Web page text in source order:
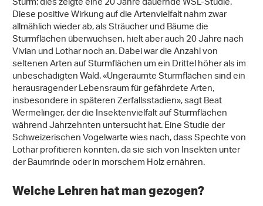
Diese positive Wirkung auf die Artenvielfalt nahm zwar
allmählich wieder ab, als Sträucher und Bäume die
Sturmflächen überwuchsen, hielt aber auch 20 Jahre nach
Vivian und Lothar noch an. Dabei war die Anzahl von
seltenen Arten auf Sturmflächen um ein Drittel höher als im
unbeschädigten Wald. «Ungeräumte Sturmflächen sind ein
herausragender Lebensraum für gefährdete Arten,
insbesondere in späteren Zerfallsstadien», sagt Beat
Wermelinger, der die Insektenvielfalt auf Sturmflächen
während Jahrzehnten untersucht hat. Eine Studie der
Schweizerischen Vogelwarte wies nach, dass Spechte von
Lothar profitieren konnten, da sie sich von Insekten unter
der Baumrinde oder in morschem Holz ernähren.
Welche Lehren hat man gezogen?